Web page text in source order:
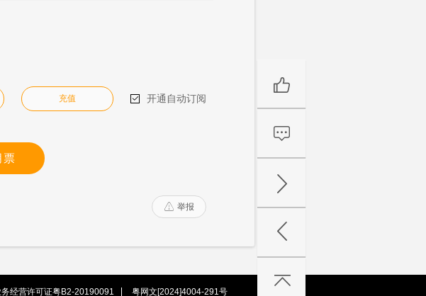
充值  开通自动订阅
票
 举报
经营许可证粤B2-20190091 粤网文[2024]4004-291号